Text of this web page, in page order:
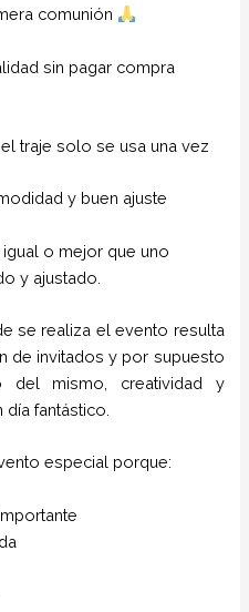
comunión
sin pagar compra
traje solo se usa una vez
y buen ajuste
o mejor que uno
y ajustado.
se realiza el evento resulta
de invitados y por supuesto
del mismo, creatividad y
día fantástico.
especial porque: